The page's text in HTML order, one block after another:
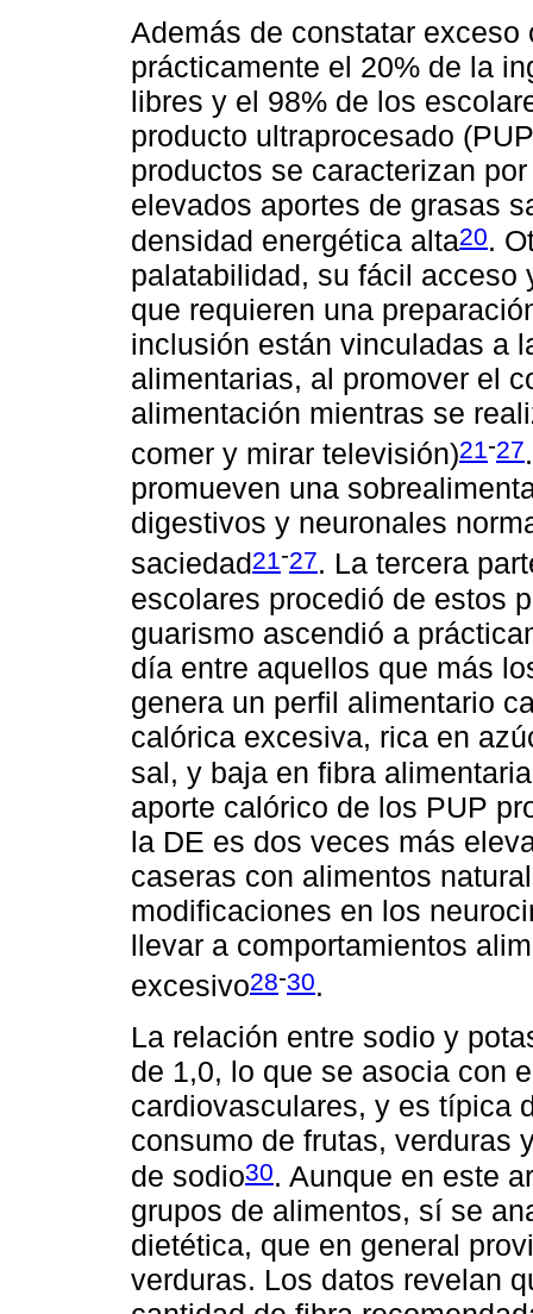
Además de constatar
prácticamente el 20% de la
libres y el 98% de los
producto ultraprocesado
productos se caracterizan
elevados aportes de grasas
densidad energética alta20.
palatabilidad, su fácil acceso
que requieren una
inclusión están vinculadas a
alimentarias, al promover el
alimentación mientras se
comer y mirar televisión)21-27
promueven una
digestivos y neuronales
saciedad21 -27. La tercera
escolares procedió de estos
guarismo ascendió a
día entre aquellos que más
genera un perfil alimentario
calórica excesiva, rica en
sal, y baja en fibra
aporte calórico de los PUP
la DE es dos veces más
caseras con alimentos
modificaciones en los
llevar a comportamientos
excesivo28-30.
La relación entre sodio y
de 1,0, lo que se asocia con
cardiovasculares, y es típica
consumo de frutas, verduras
de sodio30. Aunque en este
grupos de alimentos, sí se
dietética, que en general
verduras. Los datos revelan